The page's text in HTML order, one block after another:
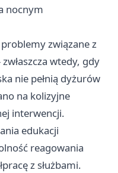
nocnym
związane z
wtedy, gdy
nie pełnią dyżurów
na kolizyjne
interwencji.
edukacji
reagowania
z służbami.